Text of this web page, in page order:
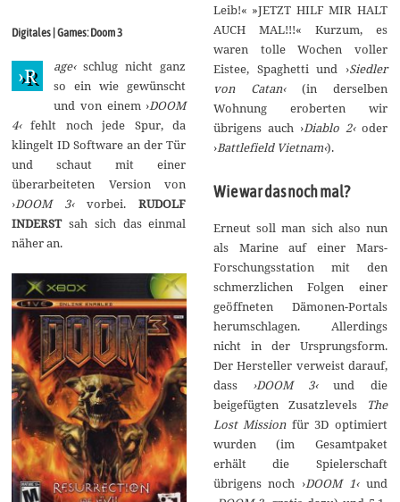
e
p
t
e
m
b
r
0
1
Digitales | Games: Doom 3
›R age‹schlug nicht ganz
so ein wie gewünscht
und von einem ›DOOM
4‹fehlt noch jede Spur, da
klingelt ID Software an der Tür
und schaut mit einer
überarbeiteten Version von
›DOOM 3‹vorbei.RUDOLF
INDERSTsah sich das einmal
näher an.
Leib!« »JETZT HILF MIR HALT
AUCH MAL!!!« Kurzum, es
waren tolle Wochen voller
Eistee, Spaghetti und ›Siedler
von Catan‹(in derselben
Wohnung eroberten wir
übrigens auch ›Diablo 2‹ oder
›Battlefield Vietnam‹).
Wie war das noch mal?
Erneut soll man sich also nun
als Marine auf einer Mars-
Forschungsstation mit den
schmerzlichen Folgen einer
geöffneten Dämonen-Portals
herumschlagen. Allerdings
nicht in der Ursprungsform.
Der Hersteller verweist darauf,
dass ›DOOM 3‹und die
beigefügten Zusatzlevels
The
Lost Missionfür 3D optimiert
wurden (im Gesamtpaket
erhält die Spielerschaft
übrigens noch ›DOOM 1‹ und